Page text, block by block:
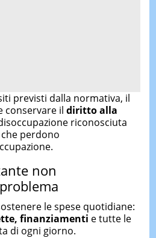
previsti dalla normativa, il
conservare il diritto alla
riconosciuta
che perdono
non
le spese quotidiane:
finanziamenti e tutte le
di ogni giorno.